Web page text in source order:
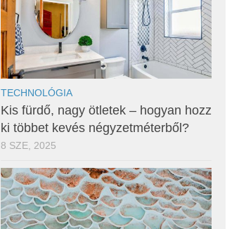
TECHNOLÓGIA
Kis fürdő, nagy ötletek – hogyan hozz
ki többet kevés négyzetméterből?
8 SZE, 2025